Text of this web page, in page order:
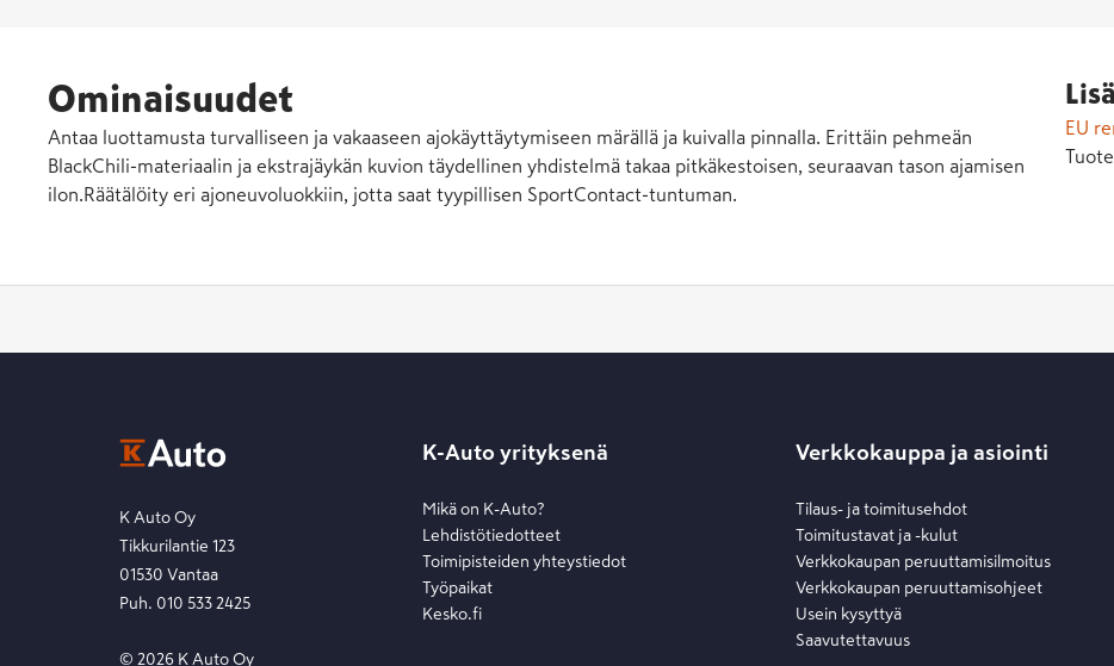
Ominaisuudet
Antaa luottamusta turvalliseen ja vakaaseen ajokäyttäytymiseen märällä ja kuivalla pinnalla. Erittäin pehmeän
BlackChili-materiaalin ja ekstrajäykän kuvion täydellinen yhdistelmä takaa pitkäkestoisen, seuraavan tason ajamisen
ilon.Räätälöity eri ajoneuvoluokkiin, jotta saat tyypillisen SportContact-tuntuman.
EU
K Auto Oy
Tikkurilantie 123
01530 Vantaa
Puh. 010 533 2425
© 2026 K Auto Oy
K-Auto yrityksenä
Mikä on K-Auto?
Lehdistötiedotteet
Toimipisteiden yhteystiedot
Työpaikat
Kesko.fi
Verkkokauppa ja asiointi
Tilaus- ja toimitusehdot
Toimitustavat ja -kulut
Verkkokaupan peruuttamisilmoitus
Verkkokaupan peruuttamisohjeet
Usein kysyttyä
Saavutettavuus